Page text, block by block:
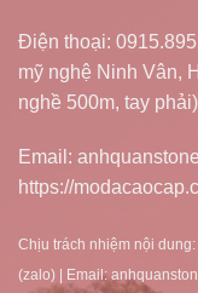
Điện thoại:
mỹ nghệ Ninh Vân,
nghề 500m, tay phải)
Email:
https://
Chịu trách nhiệm nội
(zalo) | Email: